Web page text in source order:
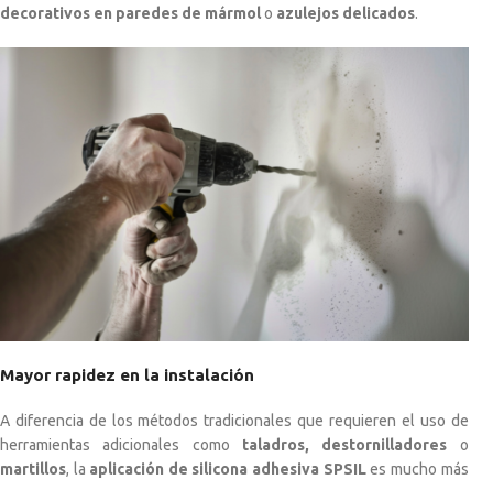
decorativos en paredes de mármolo azulejos delicados.
Mayor rapidez en la instalación
A diferencia de los métodos tradicionales que requieren el uso de
herramientas adicionales como taladros, destornilladores o
martillos, la aplicación de silicona adhesiva SPSILes mucho más